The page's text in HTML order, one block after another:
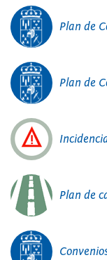
Plan de
Plan de
Plan de